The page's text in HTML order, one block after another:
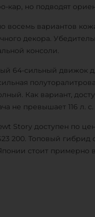
кар, но подводят
восемь вариантов
декора.
консоли.
64-сильный движок
Как вариант,
не превышает 116 л. с.
Story доступен по
200. Топовый гибрид
стоит примерно